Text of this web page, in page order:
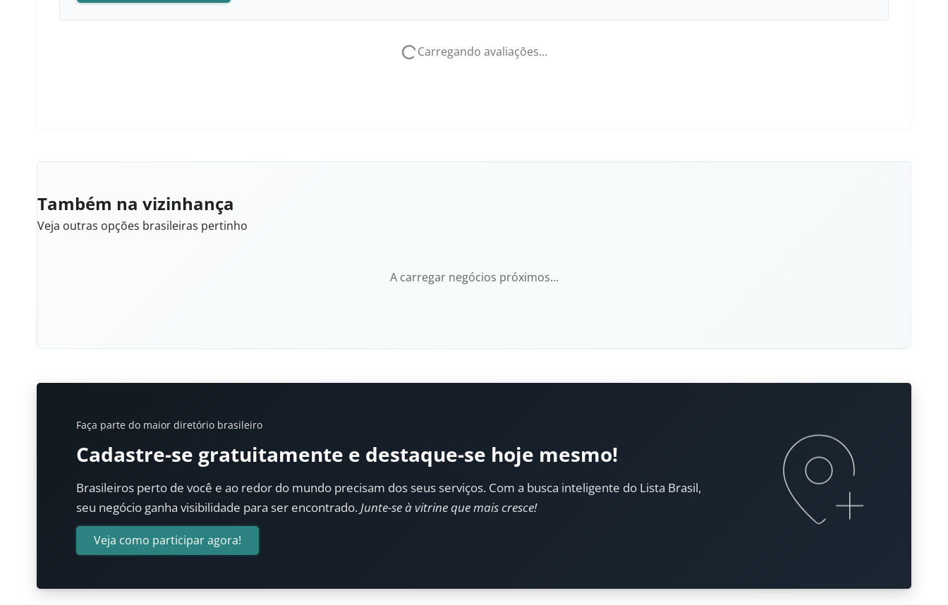
Carregando avaliações...
Também na vizinhança
Veja outras opções brasileiras pertinho
A carregar negócios próximos...
Faça parte do maior diretório brasileiro
Cadastre-se gratuitamente e destaque-se hoje mesmo!
Brasileiros perto de você e ao redor do mundo precisam dos seus serviços. Com a busca inteligente do Lista Brasil,
seu negócio ganha visibilidade para ser encontrado.Junte-se à vitrine que mais cresce!
Veja como participar agora!